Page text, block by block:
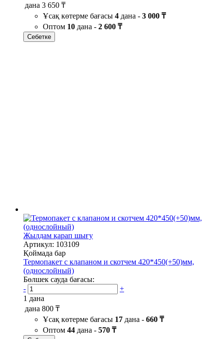
дана 3 650 ₸
Ұсақ көтерме бағасы 4 дана - 3 000 ₸
Оптом 10 дана - 2 600 ₸
Себетке
Жылдам қарап шығу
Артикул: 103109
Қоймада бар
Термопакет с клапаном и скотчем 420*450(+50)мм,
(однослойный)
Бөлшек сауда бағасы:
-
+
1 дана
дана 800 ₸
Ұсақ көтерме бағасы 17 дана - 660 ₸
Оптом 44 дана - 570 ₸